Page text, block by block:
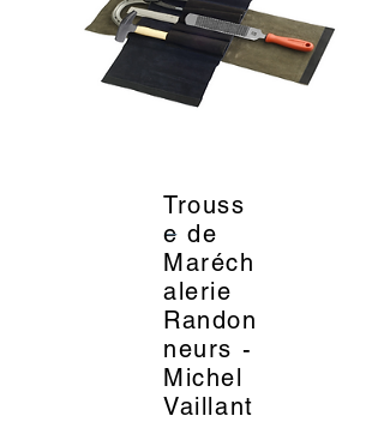
Trouss
e de
Maréch
alerie
Randon
neurs -
Michel
Vaillant
_